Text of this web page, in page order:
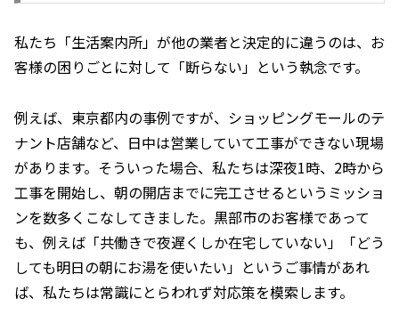
私たち「生活案内所」が他の業者と決定的に違うのは、お
客様の困りごとに対して「断らない」という執念です。
例えば、東京都内の事例ですが、ショッピングモールのテ
ナント店舗など、日中は営業していて工事ができない現場
があります。そういった場合、私たちは深夜1時、2時から
工事を開始し、朝の開店までに完工させるというミッショ
ンを数多くこなしてきました。黒部市のお客様であって
も、例えば「共働きで夜遅くしか在宅していない」「どう
しても明日の朝にお湯を使いたい」というご事情があれ
ば、私たちは常識にとらわれず対応策を模索します。